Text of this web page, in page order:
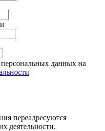
персональных данных на
переадресуются
деятельности.